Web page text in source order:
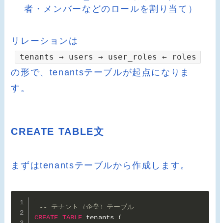
者・メンバーなどのロールを割り当て）
リレーションは
tenants → users → user_roles ← roles
の形で、tenantsテーブルが起点になりま
す。
CREATE TABLE文
まずはtenantsテーブルから作成します。
-- テナント（企業）テーブル
CREATE TABLE tenants
(